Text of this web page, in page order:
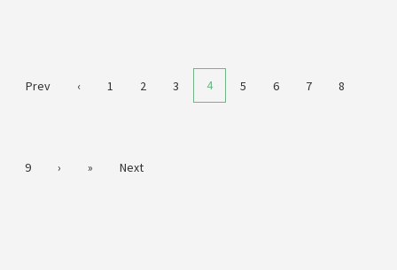
Prev ‹ 1 2 3 4 5 6 7 8
9 › » Next